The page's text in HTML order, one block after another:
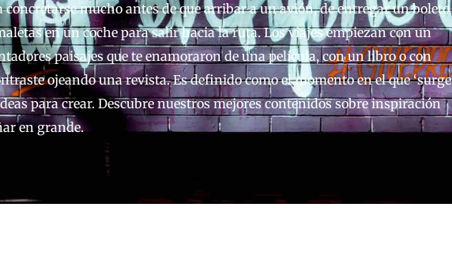
concretarse mucho antes de que arribar a un avión, de entregar un boleto
en un coche para salir hacia la ruta. Los viajes empiezan con un
paisajes que te enamoraron de una película, con un libro o con
ojeando una revista.Es definido como el momento en el que ‘surge
para crear. Descubre nuestros mejores contenidos sobre inspiración
en grande.